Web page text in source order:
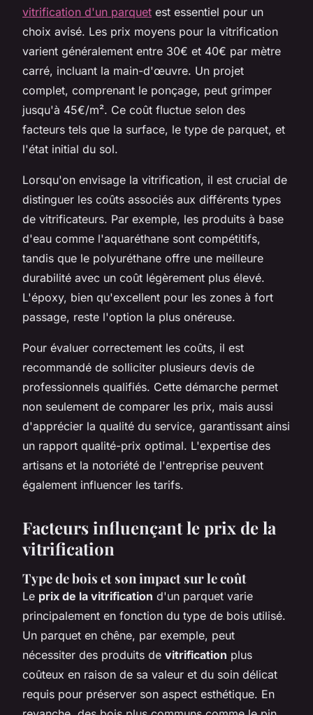
vitrification d'un parquet est essentiel pour un
choix avisé. Les prix moyens pour la vitrification
varient généralement entre 30€ et 40€ par mètre
carré, incluant la main-d'œuvre. Un projet
complet, comprenant le ponçage, peut grimper
jusqu'à 45€/m². Ce coût fluctue selon des
facteurs tels que la surface, le type de parquet, et
l'état initial du sol.
Lorsqu'on envisage la vitrification, il est crucial de
distinguer les coûts associés aux différents types
de vitrificateurs. Par exemple, les produits à base
d'eau comme l'aquaréthane sont compétitifs,
tandis que le polyuréthane offre une meilleure
durabilité avec un coût légèrement plus élevé.
L'époxy, bien qu'excellent pour les zones à fort
passage, reste l'option la plus onéreuse.
Pour évaluer correctement les coûts, il est
recommandé de solliciter plusieurs devis de
professionnels qualifiés. Cette démarche permet
non seulement de comparer les prix, mais aussi
d'apprécier la qualité du service, garantissant ainsi
un rapport qualité-prix optimal. L'expertise des
artisans et la notoriété de l'entreprise peuvent
également influencer les tarifs.
Facteurs influençant le prix de la
vitrification
Type de bois et son impact sur le coût
Le prix de la vitrification d'un parquet varie
principalement en fonction du type de bois utilisé.
Un parquet en chêne, par exemple, peut
nécessiter des produits de vitrification plus
coûteux en raison de sa valeur et du soin délicat
requis pour préserver son aspect esthétique. En